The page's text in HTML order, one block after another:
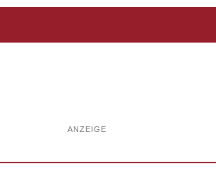
ANZEIGE